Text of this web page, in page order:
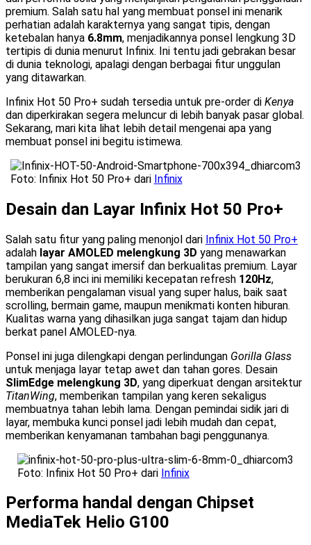
premium. Salah satu hal yang membuat ponsel ini menarik
perhatian adalah karakternya yang sangat tipis, dengan
ketebalan hanya 6.8mm, menjadikannya ponsel lengkung 3D
tertipis di dunia menurut Infinix. Ini tentu jadi gebrakan besar
di dunia teknologi, apalagi dengan berbagai fitur unggulan
yang ditawarkan.
Infinix Hot 50 Pro+ sudah tersedia untuk pre-order di Kenya
dan diperkirakan segera meluncur di lebih banyak pasar global.
Sekarang, mari kita lihat lebih detail mengenai apa yang
membuat ponsel ini begitu istimewa.
Foto: Infinix Hot 50 Pro+ dari Infinix
Desain dan Layar Infinix Hot 50 Pro+
Salah satu fitur yang paling menonjol dari Infinix Hot 50 Pro+
adalah layar AMOLED melengkung 3D yang menawarkan
tampilan yang sangat imersif dan berkualitas premium. Layar
berukuran 6,8 inci ini memiliki kecepatan refresh 120Hz,
memberikan pengalaman visual yang super halus, baik saat
scrolling, bermain game, maupun menikmati konten hiburan.
Kualitas warna yang dihasilkan juga sangat tajam dan hidup
berkat panel AMOLED-nya.
Ponsel ini juga dilengkapi dengan perlindungan Gorilla Glass
untuk menjaga layar tetap awet dan tahan gores. Desain
SlimEdge melengkung 3D, yang diperkuat dengan arsitektur
TitanWing, memberikan tampilan yang keren sekaligus
membuatnya tahan lebih lama. Dengan pemindai sidik jari di
layar, membuka kunci ponsel jadi lebih mudah dan cepat,
memberikan kenyamanan tambahan bagi penggunanya.
Foto: Infinix Hot 50 Pro+ dari Infinix
Performa handal dengan Chipset
MediaTek Helio G100